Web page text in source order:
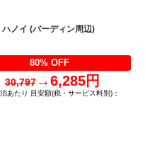
ハノイ (バーディン周辺)
80% OFF
30,797→6,285円
あたり 目安額(税・サービス料別)：